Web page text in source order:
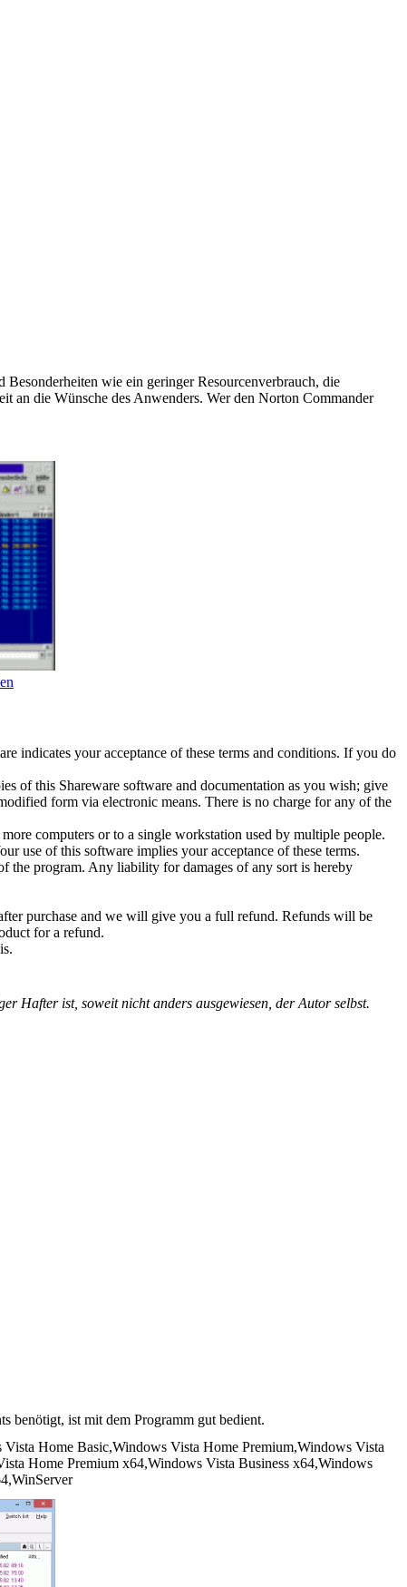
wie ein geringer Resourcenverbrauch, die
an die Wünsche des Anwenders. Wer den Norton Commander
indicates your acceptance of these terms and conditions. If you do
of this Shareware software and documentation as you wish; give
form via electronic means. There is no charge for any of the
computers or to a single workstation used by multiple people.
use of this software implies your acceptance of these terms.
the program. Any liability for damages of any sort is hereby
purchase and we will give you a full refund. Refunds will be
for a refund.
Hafter ist, soweit nicht anders ausgewiesen, der Autor selbst.
benötigt, ist mit dem Programm gut bedient.
Home Basic,Windows Vista Home Premium,Windows Vista
Home Premium x64,Windows Vista Business x64,Windows